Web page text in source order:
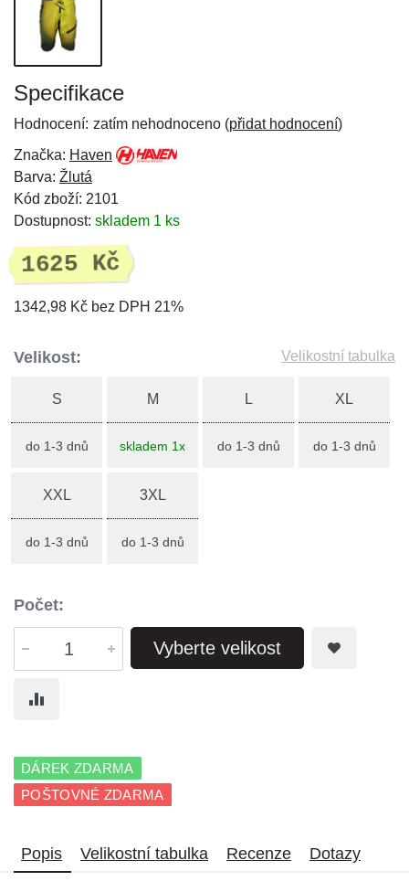
Specifikace
Hodnocení: zatím nehodnoceno (přidat hodnocení)
Značka: Haven
Barva: Žlutá
Kód zboží: 2101
Dostupnost: skladem 1 ks
1625 Kč
1342,98 Kč bez DPH 21%
Velikost: Velikostní tabulka
S
do 1-3 dnů
M
skladem 1x
L
do 1-3 dnů
XL
do 1-3 dnů
XXL
do 1-3 dnů
3XL
do 1-3 dnů
Počet:
Vyberte velikost
DÁREK ZDARMA
POŠTOVNÉ ZDARMA
Popis Velikostní tabulka Recenze Dotazy